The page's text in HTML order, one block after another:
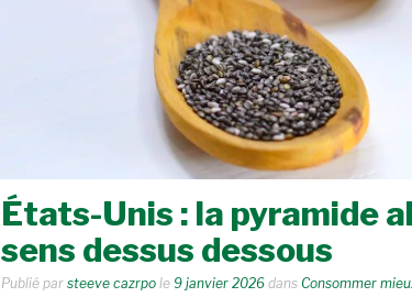
États-Unis : la pyramide
sens dessus dessous
Publié par steeve cazrpo le 9 janvier 2026 dans Consommer